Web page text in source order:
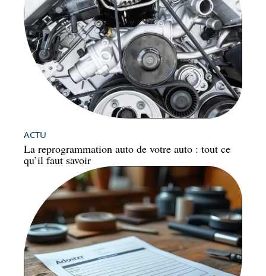
ACTU
La reprogrammation auto de votre auto : tout ce
qu’il faut savoir